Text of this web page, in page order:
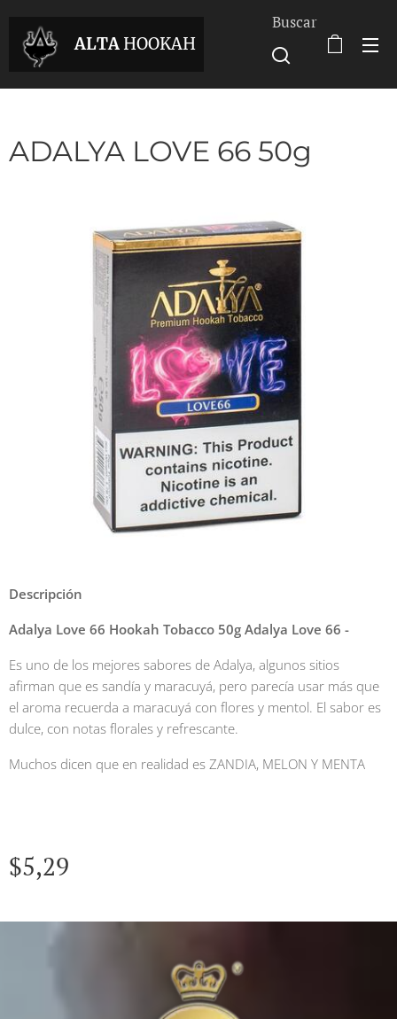
ALTA HOOKAH
Buscar
ADALYA LOVE 66 50g
Descripción
Adalya Love 66 Hookah Tobacco 50g Adalya Love 66 -
Es uno de los mejores sabores de Adalya, algunos sitios
afirman que es sandía y maracuyá, pero parecía usar más que
el aroma recuerda a maracuyá con flores y mentol. El sabor es
dulce, con notas florales y refrescante.
Muchos dicen que en realidad es ZANDIA, MELON Y MENTA
$5,29